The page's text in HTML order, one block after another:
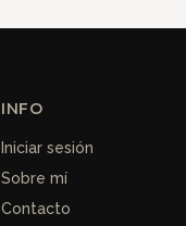
INFO
Iniciar sesión
Sobre mí
Contacto